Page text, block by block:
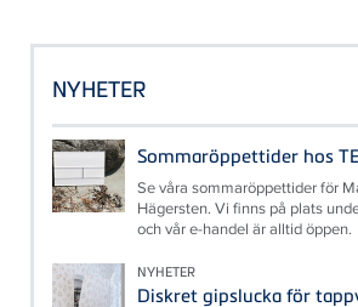
NYHETER
Sommaröppettider hos
Se våra sommaröppettider för
Hägersten. Vi finns på plats
och vår e-handel är alltid öppen.
NYHETER
Diskret gipslucka för